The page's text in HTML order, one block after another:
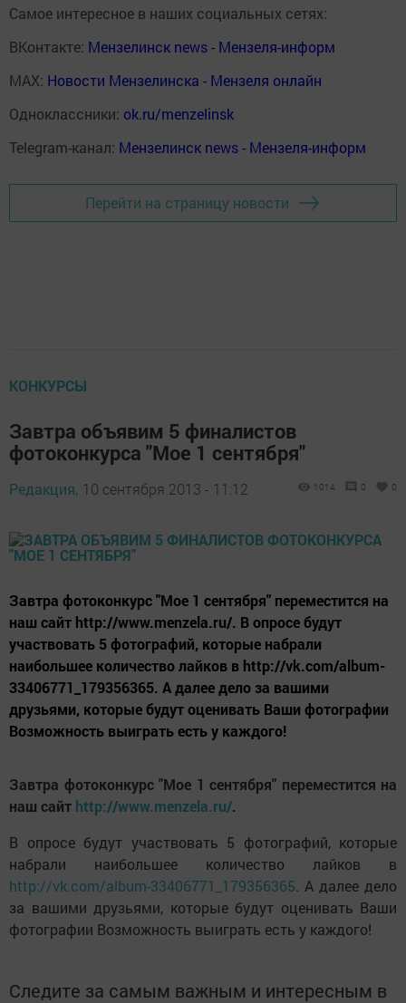
Самое интересное в наших социальных сетях:
ВКонтакте: Мензелинск news - Мензеля-информ
MAX: Новости Мензелинска - Мензеля онлайн
Одноклассники: ok.ru/menzelinsk
Telegram-канал: Мензелинск news - Мензеля-информ
Перейти на страницу новости
КОНКУРСЫ
Завтра объявим 5 финалистов
фотоконкурса "Мое 1 сентября"
Редакция, 10 сентября 2013 - 11:12 1014 0 0
Завтра фотоконкурс "Мое 1 сентября" переместится на
наш сайт http://www.menzela.ru/. В опросе будут
участвовать 5 фотографий, которые набрали
наибольшее количество лайков в http://vk.com/album-
33406771_179356365. А далее дело за вашими
друзьями, которые будут оценивать Ваши фотографии
Возможность выиграть есть у каждого!
Завтра фотоконкурс "Мое 1 сентября" переместится на
наш сайт http://www.menzela.ru/.
В опросе будут участвовать 5 фотографий, которые
набрали наибольшее количество лайков в
http://vk.com/album-33406771_179356365. А далее дело
за вашими друзьями, которые будут оценивать Ваши
фотографии Возможность выиграть есть у каждого!
Следите за самым важным и интересным в